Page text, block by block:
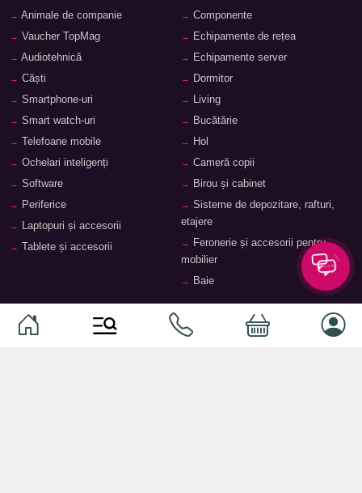
Animale de companie
Vaucher TopMag
Audiotehnică
Căști
Smartphone-uri
Smart watch-uri
Telefoane mobile
Ochelari inteligenți
Software
Periferice
Laptopuri și accesorii
Tablete și accesorii
Componente
Echipamente de rețea
Echipamente server
Dormitor
Living
Bucătărie
Hol
Cameră copii
Birou și cabinet
Sisteme de depozitare, rafturi,
etajere
Feronerie și accesorii pentru
mobilier
Baie